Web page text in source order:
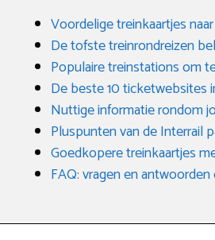
Voordelige treinkaartjes
De tofste treinrondreizen
Populaire treinstations om
De beste 10 ticketwebsites
Nuttige informatie rondom
Pluspunten van de Interrail
Goedkopere treinkaartjes
FAQ: vragen en